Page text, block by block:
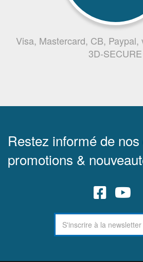
Visa, Mastercard, CB, Paypal,
3D-SECURE
Restez informé de
promotions &